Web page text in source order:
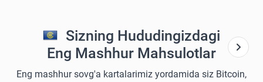
Sizning Hududingizdagi
Eng Mashhur Mahsulotlar
Eng mashhur sovg'a kartalarimiz yordamida siz Bitcoin,